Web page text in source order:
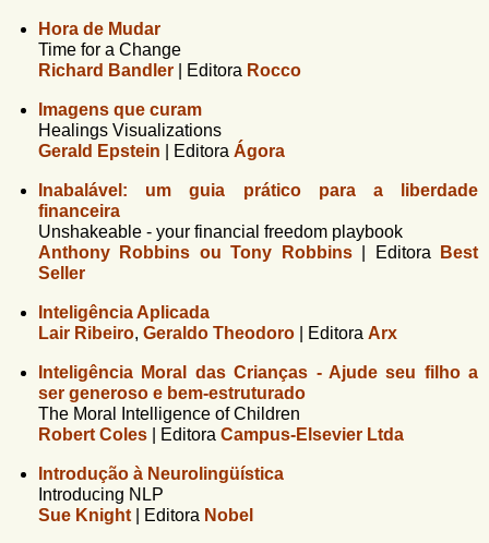
Hora de Mudar
Time for a Change
Richard Bandler
Editora Rocco
Imagens que curam
Healings Visualizations
Gerald Epstein
Editora Ágora
Inabalável: um guia prático para a liberdade
financeira
Unshakeable - your financial freedom playbook
Anthony Robbins ou Tony Robbins
Editora
Best
Seller
Inteligência Aplicada
Lair Ribeiro, Geraldo Theodoro Editora Arx
Inteligência Moral das Crianças - Ajude seu filho a
ser generoso e bem-estruturado
The Moral Intelligence of Children
Robert Coles
Editora Campus-Elsevier Ltda
Introdução à Neurolingüística
Introducing NLP
Sue Knight
Editora Nobel